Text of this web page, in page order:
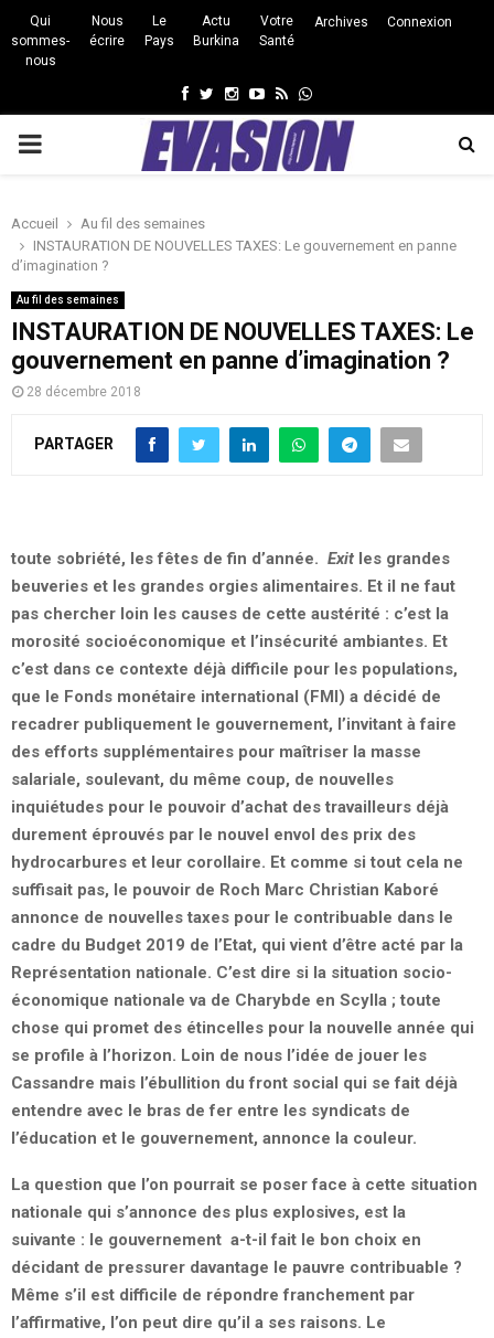
Qui
sommes-
nous
Nous
écrire
Le
Pays
Actu
Burkina
Votre
Santé
Archives Connexion
Facebook
Twitter
Instagram
Youtube
RssWhatsapp
PRIMARY
Accueil
Au fil des semaines
INSTAURATION DE NOUVELLES TAXES: Le gouvernement en panne
d’imagination ?
Au fil des semaines
INSTAURATION DE NOUVELLES TAXES: Le
gouvernement en panne d’imagination ?
28 décembre 2018
PARTAGER
toute sobriété, les fêtes de fin d’année. Exit les grandes
beuveries et les grandes orgies alimentaires. Et il ne faut
pas chercher loin les causes de cette austérité : c’est la
morosité socioéconomique et l’insécurité ambiantes. Et
c’est dans ce contexte déjà difficile pour les populations,
que le Fonds monétaire international (FMI) a décidé de
recadrer publiquement le gouvernement, l’invitant à faire
des efforts supplémentaires pour maîtriser la masse
salariale, soulevant, du même coup, de nouvelles
inquiétudes pour le pouvoir d’achat des travailleurs déjà
durement éprouvés par le nouvel envol des prix des
hydrocarbures et leur corollaire. Et comme si tout cela ne
suffisait pas, le pouvoir de Roch Marc Christian Kaboré
annonce de nouvelles taxes pour le contribuable dans le
cadre du Budget 2019 de l’Etat, qui vient d’être acté par la
Représentation nationale. C’est dire si la situation socio-
économique nationale va de Charybde en Scylla ; toute
chose qui promet des étincelles pour la nouvelle année qui
se profile à l’horizon. Loin de nous l’idée de jouer les
Cassandre mais l’ébullition du front social qui se fait déjà
entendre avec le bras de fer entre les syndicats de
l’éducation et le gouvernement, annonce la couleur.
La question que l’on pourrait se poser face à cette situation
nationale qui s’annonce des plus explosives, est la
suivante : le gouvernement a-t-il fait le bon choix en
décidant de pressurer davantage le pauvre contribuable ?
Même s’il est difficile de répondre franchement par
l’affirmative, l’on peut dire qu’il a ses raisons. Le